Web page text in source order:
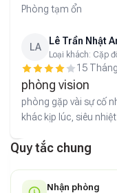
Phòng tạm ổn
LA
Lê Trần Nhật
Loại khách: Cặp
15
phòng vision
phòng gặp vài sự cố
khác kịp lúc, siêu
Quy tắc chung
Nhận phòng